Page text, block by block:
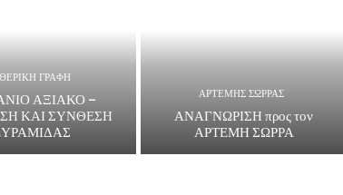
ΓΡΑΦΗ
ΑΞΙΑΚΟ –
ΚΑΙ ΣΥΝΘΕΣΗ
ΑΡΤΕΜΗΣ ΣΩΡΡΑΣ
ΑΝΑΓΝΩΡΙΣΗ προς τον
ΑΡΤΕΜΗ ΣΩΡΡΑ